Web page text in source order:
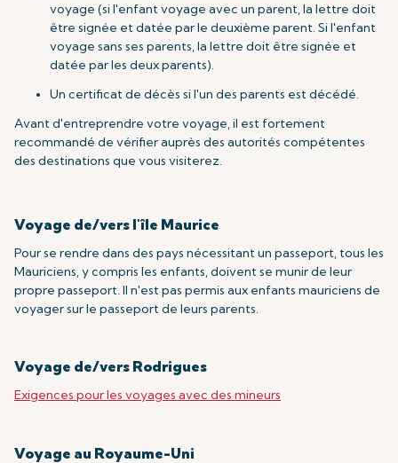
voyage (si l'enfant voyage avec un parent, la lettre doit
être signée et datée par le deuxième parent. Si l'enfant
voyage sans ses parents, la lettre doit être signée et
datée par les deux parents).
Un certificat de décès si l'un des parents est décédé.
Avant d'entreprendre votre voyage, il est fortement
recommandé de vérifier auprès des autorités compétentes
des destinations que vous visiterez.
Voyage de/vers l'île Maurice
Pour se rendre dans des pays nécessitant un passeport, tous les
Mauriciens, y compris les enfants, doivent se munir de leur
propre passeport. Il n'est pas permis aux enfants mauriciens de
voyager sur le passeport de leurs parents.
Voyage de/vers Rodrigues
Exigences pour les voyages avec des mineurs
Voyage au Royaume-Uni